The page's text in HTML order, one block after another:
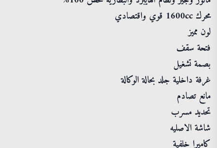
محرك 1600cc قوي واقتصادي
لون مميز
فتحة سقف
بصمة تشغيل
غرفة داخلية جلد بحالة الوكالة
مانع تصادم
تحديد مسرب
شاشة الاصليه
كاميرا خلفية